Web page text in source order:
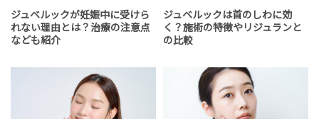
ジュベルックが妊娠中に受けら
れない理由とは？治療の注意点
なども紹介
ジュベルックは首のしわに効
く？施術の特徴やリジュランと
の比較